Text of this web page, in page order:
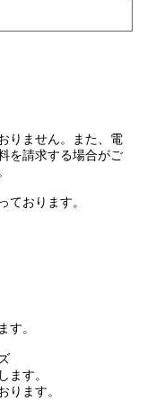
りません。また、電
を請求する場合がご
ております。
す。
ます。
ります。